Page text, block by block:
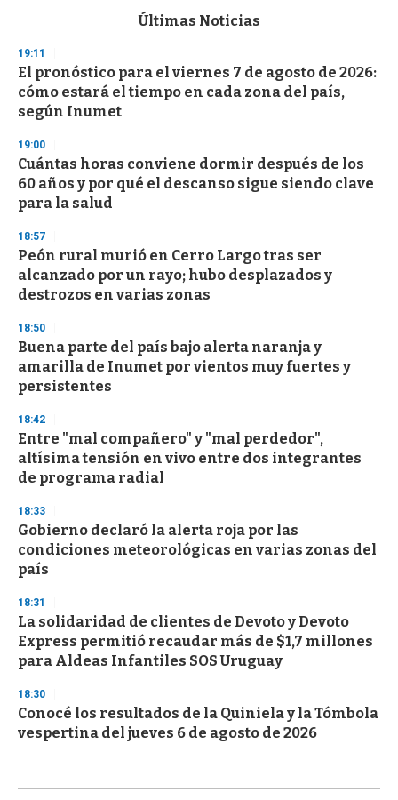
d
s
o
f
3
s
e
c
o
n
d
Últimas Noticias
19:11
El pronóstico para el viernes 7 de agosto de 2026:
cómo estará el tiempo en cada zona del país,
según Inumet
19:00
Cuántas horas conviene dormir después de los
60 años y por qué el descanso sigue siendo clave
para la salud
18:57
Peón rural murió en Cerro Largo tras ser
alcanzado por un rayo; hubo desplazados y
destrozos en varias zonas
18:50
Buena parte del país bajo alerta naranja y
amarilla de Inumet por vientos muy fuertes y
persistentes
18:42
Entre "mal compañero" y "mal perdedor",
altísima tensión en vivo entre dos integrantes
de programa radial
18:33
Gobierno declaró la alerta roja por las
condiciones meteorológicas en varias zonas del
país
18:31
La solidaridad de clientes de Devoto y Devoto
Express permitió recaudar más de $1,7 millones
para Aldeas Infantiles SOS Uruguay
18:30
Conocé los resultados de la Quiniela y la Tómbola
vespertina del jueves 6 de agosto de 2026